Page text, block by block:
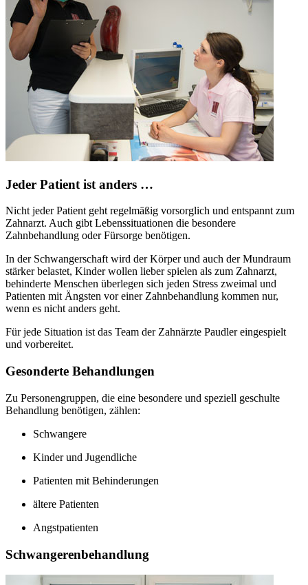
Jeder Patient ist anders …
Nicht jeder Patient geht regelmäßig vorsorglich und entspannt zum
Zahnarzt. Auch gibt Lebenssituationen die besondere
Zahnbehandlung oder Fürsorge benötigen.
In der Schwangerschaft wird der Körper und auch der Mundraum
stärker belastet, Kinder wollen lieber spielen als zum Zahnarzt,
behinderte Menschen überlegen sich jeden Stress zweimal und
Patienten mit Ängsten vor einer Zahnbehandlung kommen nur,
wenn es nicht anders geht.
Für jede Situation ist das Team der Zahnärzte Paudler eingespielt
und vorbereitet.
Gesonderte Behandlungen
Zu Personengruppen, die eine besondere und speziell geschulte
Behandlung benötigen, zählen:
Schwangere
Kinder und Jugendliche
Patienten mit Behinderungen
ältere Patienten
Angstpatienten
Schwangerenbehandlung